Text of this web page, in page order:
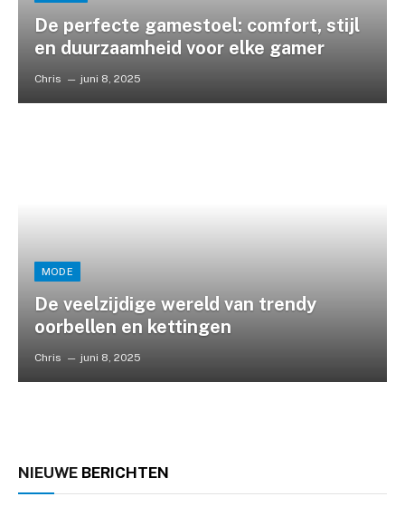
De perfecte gamestoel: comfort, stijl
en duurzaamheid voor elke gamer
Chris juni 8, 2025
MODE
De veelzijdige wereld van trendy
oorbellen en kettingen
Chris juni 8, 2025
NIEUWE BERICHTEN